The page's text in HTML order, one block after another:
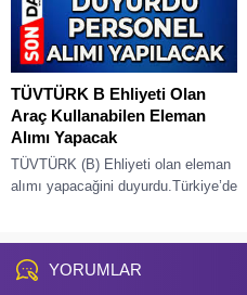
TÜVTÜRK B Ehliyeti Olan
Araç Kullanabilen Eleman
Alımı Yapacak
TÜVTÜRK (B) Ehliyeti olan eleman
alımı yapacağini duyurdu.Türkiye’de
YORUMLAR